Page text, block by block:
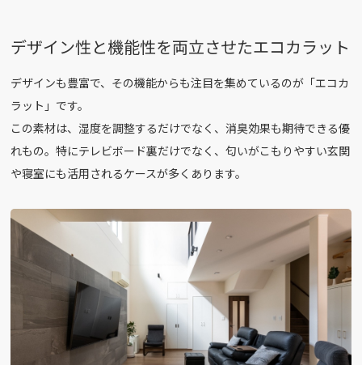
デザイン性と機能性を両立させたエコカラット
デザインも豊富で、その機能からも注目を集めているのが「エコカ
ラット」です。
この素材は、湿度を調整するだけでなく、消臭効果も期待できる優
れもの。特にテレビボード裏だけでなく、匂いがこもりやすい玄関
や寝室にも活用されるケースが多くあります。